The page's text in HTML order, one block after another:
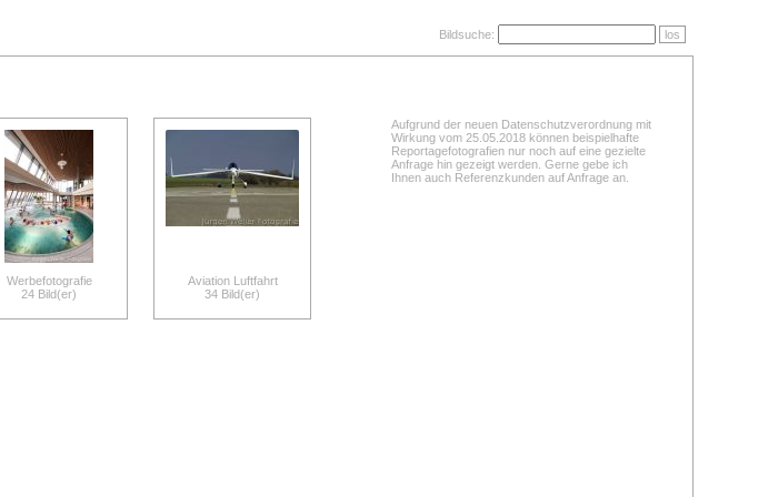
Bildsuche: los
Aufgrund der neuen Datenschutzverordnung mit
Wirkung vom 25.05.2018 können beispielhafte
Reportagefotografien nur noch auf eine gezielte
Anfrage hin gezeigt werden. Gerne gebe ich
Ihnen auch Referenzkunden auf Anfrage an.
Werbefotografie
24 Bild(er)
Aviation Luftfahrt
34 Bild(er)